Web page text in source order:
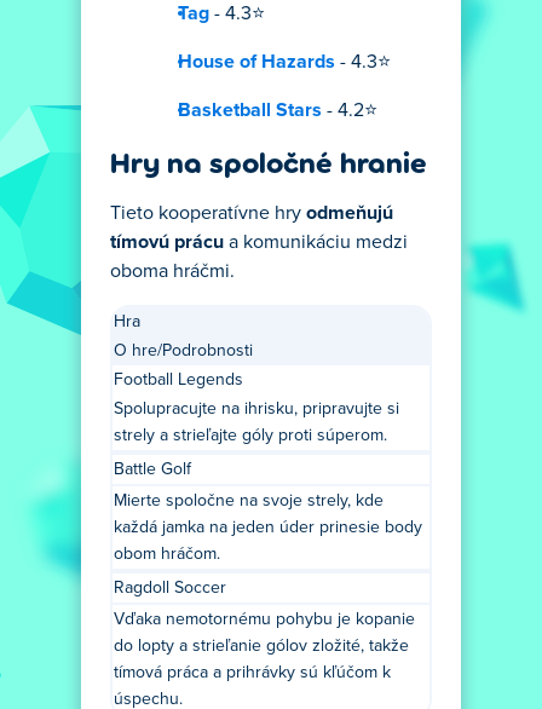
Tag - 4.3⭐
House of Hazards - 4.3⭐
Basketball Stars - 4.2⭐
Hry na spoločné hranie
Tieto kooperatívne hry odmeňujú
tímovú prácu a komunikáciu medzi
oboma hráčmi.
Hra
O hre/Podrobnosti
Football Legends
Spolupracujte na ihrisku, pripravujte si
strely a strieľajte góly proti súperom.
Battle Golf
Mierte spoločne na svoje strely, kde
každá jamka na jeden úder prinesie body
obom hráčom.
Ragdoll Soccer
Vďaka nemotornému pohybu je kopanie
do lopty a strieľanie gólov zložité, takže
tímová práca a prihrávky sú kľúčom k
úspechu.